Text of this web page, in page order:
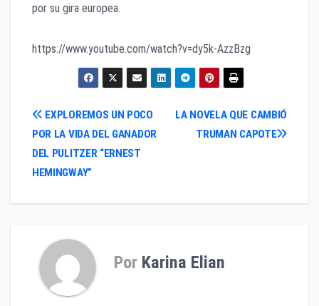
por su gira europea.
https://www.youtube.com/watch?v=dy5k-AzzBzg
Navegación
de
entradas
LA NOVELA QUE CAMBIÓ
TRUMAN CAPOTE
EXPLOREMOS UN POCO
POR LA VIDA DEL GANADOR
DEL PULITZER “ERNEST
HEMINGWAY”
Por Karina Elian